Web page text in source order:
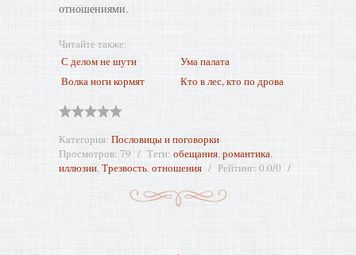
отношениями.
Читайте также:
С делом не шути
Ума палата
Волка ноги кормят
Кто в лес, кто по дрова
Категория: Пословицы и поговорки
Просмотров: 79 Теги: обещания,романтика,
иллюзии,Трезвость,отношения Рейтинг: 0.0/0